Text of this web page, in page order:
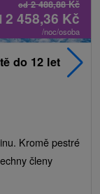
od2 488,88Kč
2 458,36 Kč
/noc/osoba
do 12 let
Kromě pestré
členy